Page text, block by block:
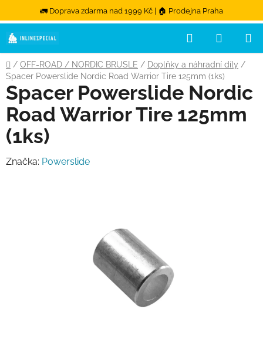
🚛 Doprava zdarma nad 1999 Kč | 🏠 Prodejna Praha
Přejít na obsah
Hledat
Domů
/ OFF-ROAD / NORDIC BRUSLE / Doplňky a náhradní díly /
Spacer Powerslide Nordic Road Warrior Tire 125mm (1ks)
Spacer Powerslide Nordic
Road Warrior Tire 125mm
(1ks)
Značka: Powerslide